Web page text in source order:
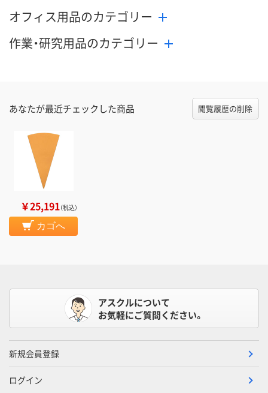
オフィス用品のカテゴリー
作業・研究用品のカテゴリー
あなたが最近チェックした商品 閲覧履歴の削除
￥25,191（税込）
カゴへ
アスクルについて
お気軽にご質問ください。
新規会員登録
ログイン